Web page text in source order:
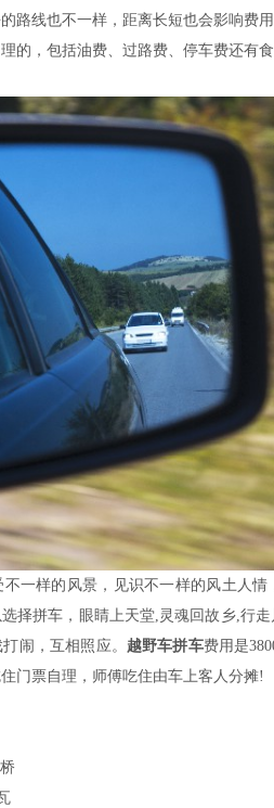
路线也不一样，距离长短也会影响费用
的，包括油费、过路费、停车费还有食
一样的风景，见识不一样的风土人
择拼车，眼睛上天堂,灵魂回故乡,行
闹，互相照应。 越野车拼车费用是
门票自理，师傅吃住由车上客人分摊!